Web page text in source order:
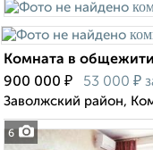
6
Комната в
900 000 ₽ 53 000 ₽
Заволжский район,